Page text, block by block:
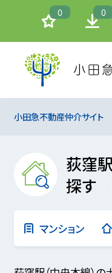
0 0
小田急不動産仲介サイト
荻窪
探す
マンション